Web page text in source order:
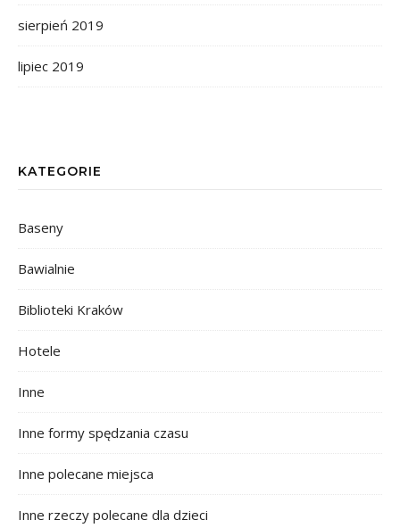
sierpień 2019
lipiec 2019
KATEGORIE
Baseny
Bawialnie
Biblioteki Kraków
Hotele
Inne
Inne formy spędzania czasu
Inne polecane miejsca
Inne rzeczy polecane dla dzieci